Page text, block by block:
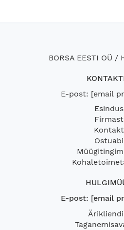
BORSA EESTI OÜ /
E-post: [email
Esindus
Firmast
Kontakt
Ostuabi
E-post: [email